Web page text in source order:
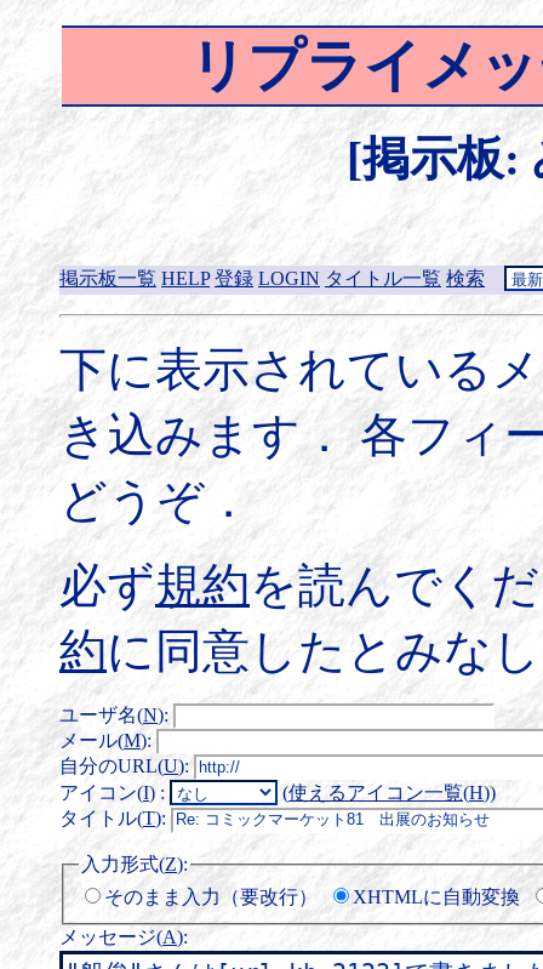
リプライメ
[掲示板:
掲示板一覧 HELP 登録 LOGIN タイトル一覧 検索
下に表示されている
き込みます． 各フィ
どうぞ．
必ず規約を読んでく
約に同意したとみな
ユーザ名(N):
メール(M):
自分のURL(U):
アイコン(I) : (使えるアイコン一覧(H))
タイトル(T):
入力形式(Z):
そのまま入力（要改行）
XHTMLに自動変換
メッセージ(A):